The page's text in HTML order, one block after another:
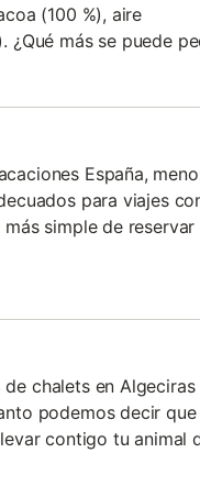
(100 %), aire
¿Qué más se puede
España,
para viajes
simple de
chalets en Algeciras
podemos decir que
contigo tu animal